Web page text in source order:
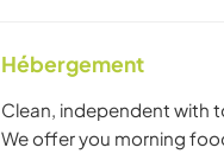
Hébergement
Clean, independent with
We offer you morning